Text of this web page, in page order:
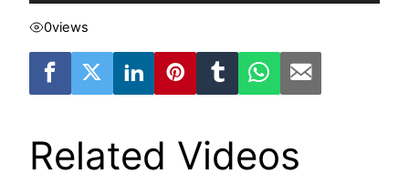
0views
Related Videos